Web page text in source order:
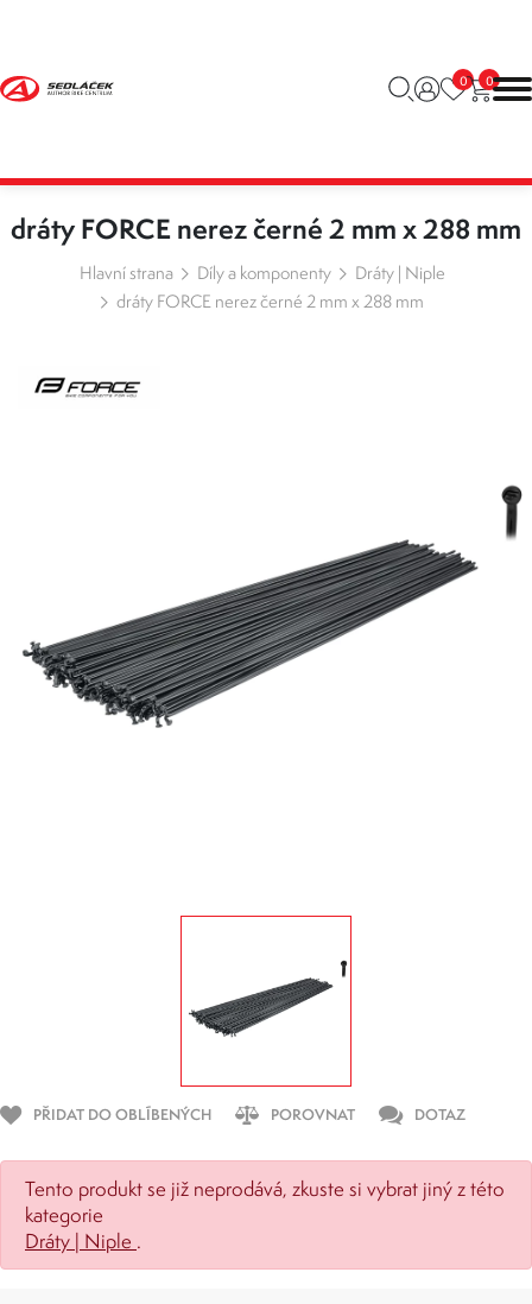
0 0
dráty FORCE nerez černé 2 mm x 288 mm
Hlavní strana Díly a komponenty
Dráty | Niple
dráty FORCE nerez černé 2 mm x 288 mm
PŘIDAT DO OBLÍBENÝCH POROVNAT DOTAZ
Tento produkt se již neprodává, zkuste si vybrat jiný z této
kategorie
Dráty | Niple .